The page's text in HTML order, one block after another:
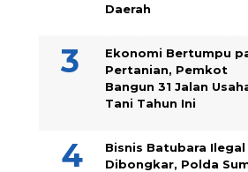
Daerah
Ekonomi Bertumpu
Pertanian, Pemkot
Bangun 31 Jalan
Tani Tahun Ini
Bisnis Batubara Ilegal
Dibongkar, Polda